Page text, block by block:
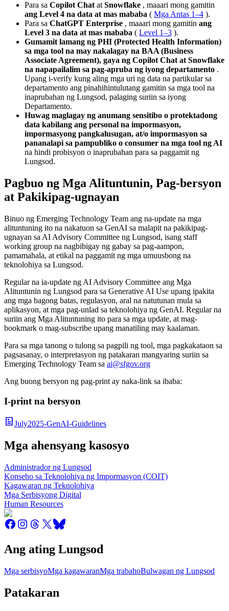
Para sa Copilot Chat at Snowflake , maaari mong gamitin
ang Level 4 na data at mas mababa ( Mga Antas 1–4 ).
Para sa ChatGPT Enterprise , maaari mong gamitin ang
Level 3 na data at mas mababa ( Level 1–3 ).
Gumamit lamang ng PHI (Protected Health Information)
sa mga tool na may nakalagay na BAA (Business
Associate Agreement), gaya ng Copilot Chat at Snowflake
na napapailalim sa pag-apruba ng iyong departamento .
Upang i-verify kung aling mga uri ng data na partikular sa
departamento ang pinahihintulutang gamitin sa mga tool na
inaprubahan ng Lungsod, palaging suriin sa iyong
Departamento.
Huwag maglagay ng anumang sensitibo o protektadong
data kabilang ang personal na impormasyon,
impormasyong pangkalusugan, at/o impormasyon sa
pananalapi sa pampubliko o consumer na mga tool ng AI
na hindi probisyon o inaprubahan para sa paggamit ng
Lungsod.
Pagbuo ng Mga Alituntunin, Pag-bersyon
at Pakikipag-ugnayan
Binuo ng Emerging Technology Team ang na-update na mga
alituntuning ito na nakatuon sa GenAI sa malapit na pakikipag-
ugnayan sa AI Advisory Committee ng Lungsod, isang staff
working group na nagbibigay ng gabay sa pag-aampon,
pamamahala, at etikal na paggamit ng mga umuusbong na
teknolohiya sa Lungsod.
Regular na ia-update ng AI Advisory Committee ang Mga
Alituntunin ng Lungsod para sa Generative AI Use upang ipakita
ang mga bagong batas, regulasyon, aral na natutunan mula sa
aplikasyon, at mga pag-unlad sa teknolohiya ng GenAI. Regular na
suriin ang Mga Alituntuning ito para sa mga update, at mag-
bookmark o mag-subscribe upang manatiling may kaalaman.
Para sa mga tanong o tulong sa pagpili ng tool, mga pagkakataon sa
pagsasanay, o interpretasyon ng patakaran mangyaring suriin sa
Emerging Technology Team sa ai@sfgov.org
Ang buong bersyon ng pag-print ay naka-link sa ibaba:
I-print na bersyon
July2025-GenAI-Guidelines
Mga ahensyang kasosyo
Administrador ng Lungsod
Konseho sa Teknolohiya ng Impormasyon (COIT)
Kagawaran ng Teknolohiya
Mga Serbisyong Digital
Human Resources
Ang ating Lungsod
Mga serbisyoMga kagawaranMga trabahoBulwagan ng Lungsod
Patakaran